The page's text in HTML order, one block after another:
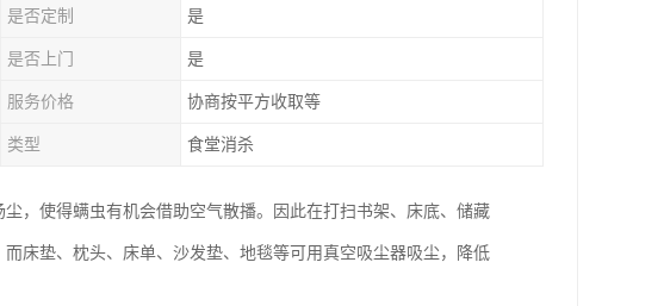
是否定制 是
是否上门 是
服务价格 协商按平方收取等
类型 食堂消杀
，使得螨虫有机会借助空气散播。因此在打扫书架、床底、储藏
床垫、枕头、床单、沙发垫、地毯等可用真空吸尘器吸尘，降低